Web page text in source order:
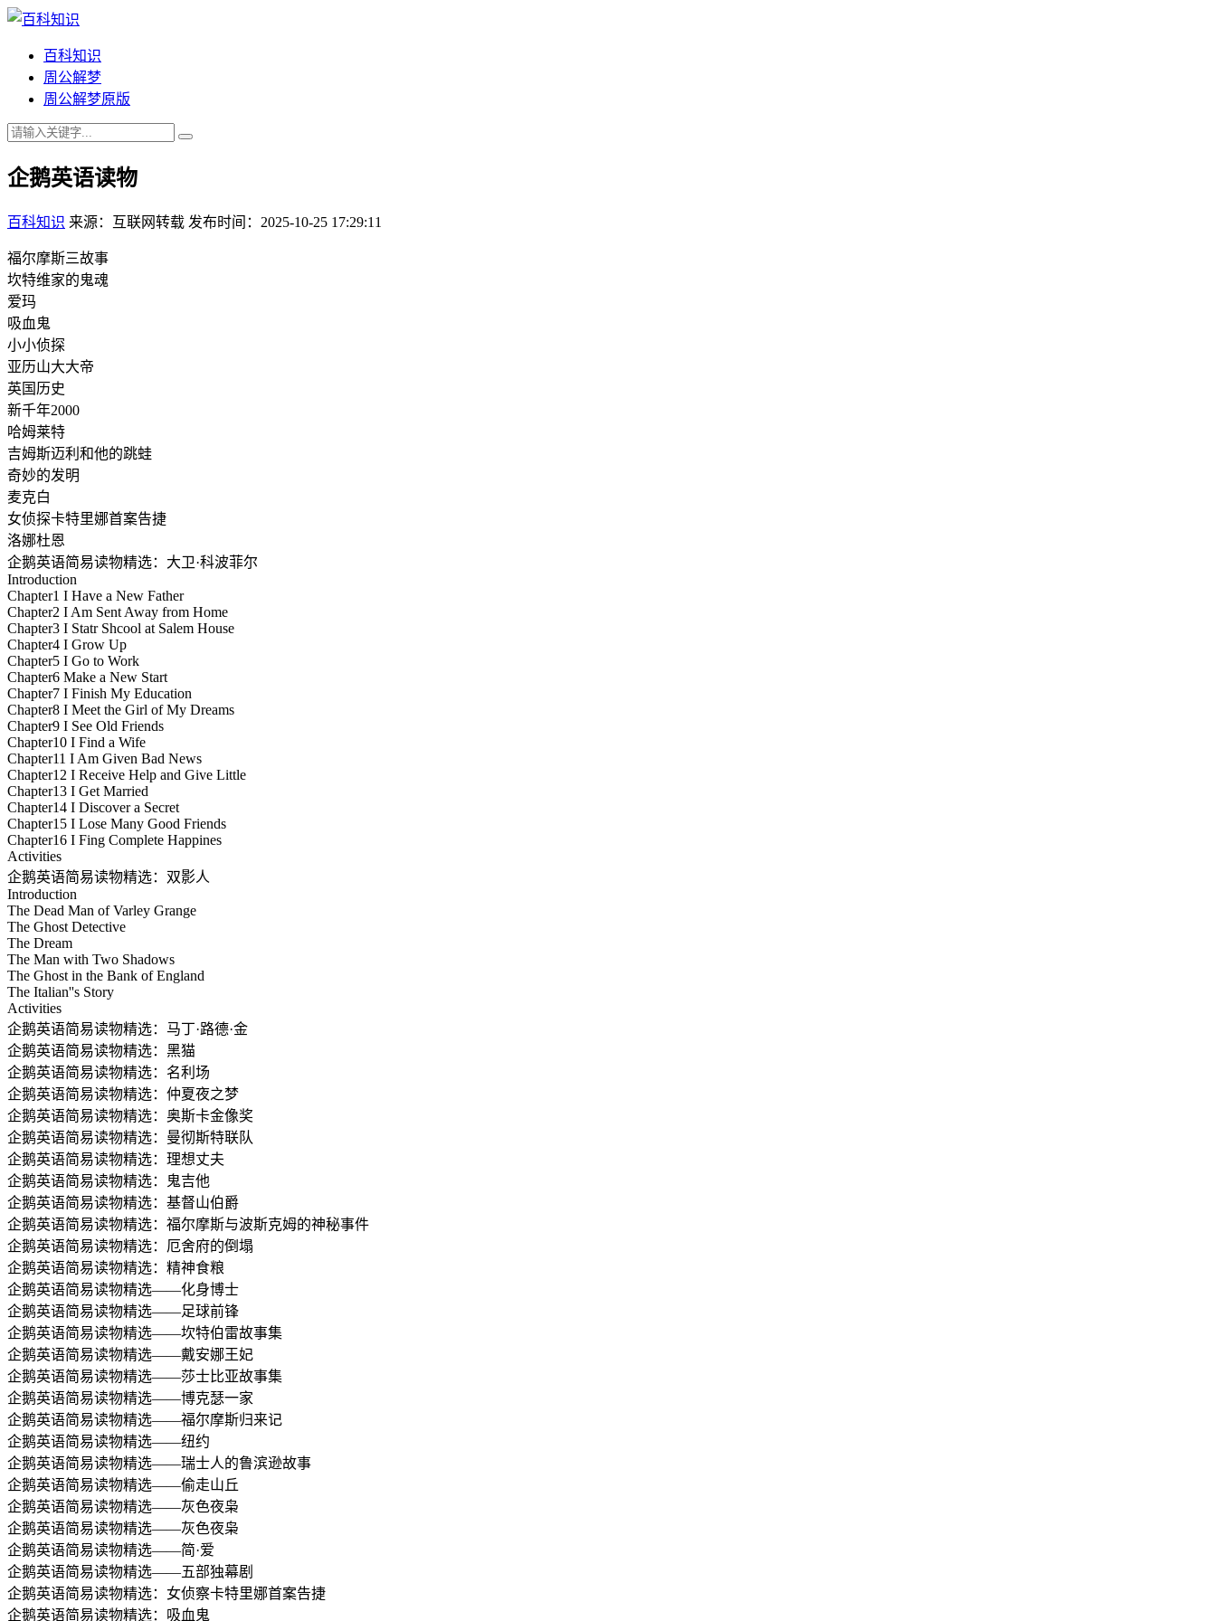
百科知识
周公解梦
周公解梦原版
企鹅英语读物
百科知识 来源：互联网转载 发布时间：2025-10-25 17:29:11
福尔摩斯三故事
坎特维家的鬼魂
爱玛
吸血鬼
小小侦探
亚历山大大帝
英国历史
新千年2000
哈姆莱特
吉姆斯迈利和他的跳蛙
奇妙的发明
麦克白
女侦探卡特里娜首案告捷
洛娜杜恩
企鹅英语简易读物精选：大卫·科波菲尔
Introduction
Chapter1 I Have a New Father
Chapter2 I Am Sent Away from Home
Chapter3 I Statr Shcool at Salem House
Chapter4 I Grow Up
Chapter5 I Go to Work
Chapter6 Make a New Start
Chapter7 I Finish My Education
Chapter8 I Meet the Girl of My Dreams
Chapter9 I See Old Friends
Chapter10 I Find a Wife
Chapter11 I Am Given Bad News
Chapter12 I Receive Help and Give Little
Chapter13 I Get Married
Chapter14 I Discover a Secret
Chapter15 I Lose Many Good Friends
Chapter16 I Fing Complete Happines
Activities
企鹅英语简易读物精选：双影人
Introduction
The Dead Man of Varley Grange
The Ghost Detective
The Dream
The Man with Two Shadows
The Ghost in the Bank of England
The Italian''s Story
Activities
企鹅英语简易读物精选：马丁·路德·金
企鹅英语简易读物精选：黑猫
企鹅英语简易读物精选：名利场
企鹅英语简易读物精选：仲夏夜之梦
企鹅英语简易读物精选：奥斯卡金像奖
企鹅英语简易读物精选：曼彻斯特联队
企鹅英语简易读物精选：理想丈夫
企鹅英语简易读物精选：鬼吉他
企鹅英语简易读物精选：基督山伯爵
企鹅英语简易读物精选：福尔摩斯与波斯克姆的神秘事件
企鹅英语简易读物精选：厄舍府的倒塌
企鹅英语简易读物精选：精神食粮
企鹅英语简易读物精选——化身博士
企鹅英语简易读物精选——足球前锋
企鹅英语简易读物精选——坎特伯雷故事集
企鹅英语简易读物精选——戴安娜王妃
企鹅英语简易读物精选——莎士比亚故事集
企鹅英语简易读物精选——博克瑟一家
企鹅英语简易读物精选——福尔摩斯归来记
企鹅英语简易读物精选——纽约
企鹅英语简易读物精选——瑞士人的鲁滨逊故事
企鹅英语简易读物精选——偷走山丘
企鹅英语简易读物精选——灰色夜枭
企鹅英语简易读物精选——灰色夜枭
企鹅英语简易读物精选——简·爱
企鹅英语简易读物精选——五部独幕剧
企鹅英语简易读物精选：女侦察卡特里娜首案告捷
企鹅英语简易读物精选：吸血鬼